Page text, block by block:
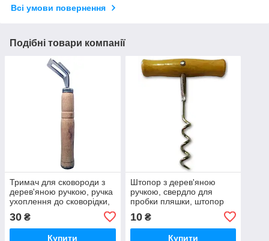
Всі умови повернення
Подібні товари компанії
Тримач для сковороди з
дерев'яною ручкою, ручка
ухоплення до сковорідки,
30 ₴
Купити
Штопор з дерев'яною
ручкою, свердло для
пробки пляшки, штопор
10₴
Купити